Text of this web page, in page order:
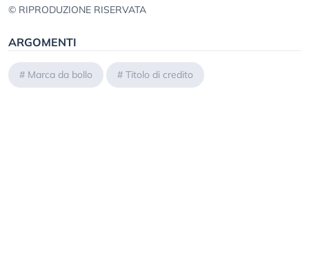
© RIPRODUZIONE RISERVATA
ARGOMENTI
# Marca da bollo # Titolo di credito